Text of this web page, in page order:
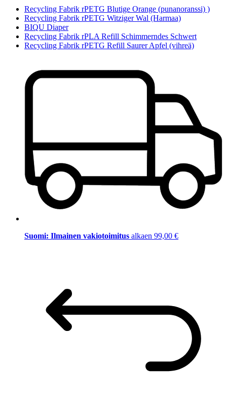
Recycling Fabrik rPETG Blutige Orange (punanoranssi) )
Recycling Fabrik rPETG Witziger Wal (Harmaa)
BIQU Diaper
Recycling Fabrik rPLA Refill Schimmerndes Schwert
Recycling Fabrik rPETG Refill Saurer Apfel (vihreä)
Suomi: Ilmainen vakiotoimitus alkaen 99,00 €